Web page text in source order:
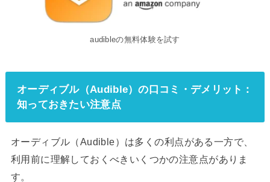
audibleの無料体験を試す
オーディブル（Audible）の口コミ・デメリット：
知っておきたい注意点
オーディブル（Audible）は多くの利点がある一方で、
利用前に理解しておくべきいくつかの注意点がありま
す。